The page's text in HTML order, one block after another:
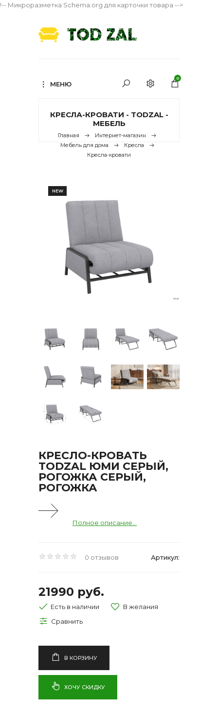
!-- Микроразметка Schema.org для карточки товара -->
МЕНЮ
0
КРЕСЛА-КРОВАТИ - TODZAL -
МЕБЕЛЬ
Главная
Интернет-магазин
Мебель для дома
Кресла
Кресла-кровати
NEW
КРЕСЛО-КРОВАТЬ
TODZAL ЮМИ СЕРЫЙ,
РОГОЖКА СЕРЫЙ,
РОГОЖКА
Полное описание...
0 отзывов Артикул:
21990 руб.
Есть в наличии
В КОРЗИНУ
ХОЧУ СКИДКУ